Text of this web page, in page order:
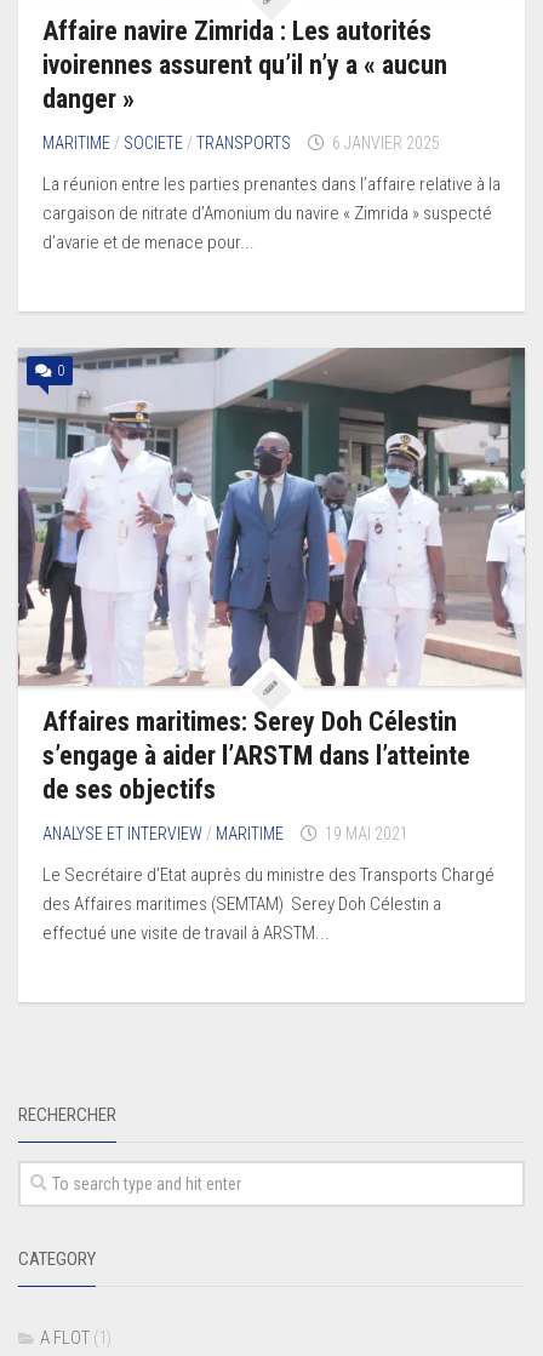
Affaire navire Zimrida : Les autorités
ivoirennes assurent qu’il n’y a « aucun
danger »
MARITIME / SOCIETE /TRANSPORTS 6 JANVIER 2025
La réunion entre les parties prenantes dans l’affaire relative à la
cargaison de nitrate d’Amonium du navire « Zimrida » suspecté
d’avarie et de menace pour...
0
Affaires maritimes: Serey Doh Célestin
s’engage à aider l’ARSTM dans l’atteinte
de ses objectifs
ANALYSE ET INTERVIEW / MARITIME 19 MAI 2021
Le Secrétaire d’Etat auprès du ministre des Transports Chargé
des Affaires maritimes (SEMTAM) Serey Doh Célestin a
effectué une visite de travail à ARSTM...
RECHERCHER
CATEGORY
A FLOT (1)